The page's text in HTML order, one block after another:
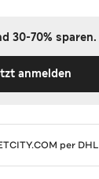
30-70% sparen.
anmelden
per DHL